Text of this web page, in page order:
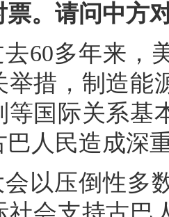
票。请问中方
60多年来，
举措，制造能
等国际关系基
巴人民造成深
以压倒性多